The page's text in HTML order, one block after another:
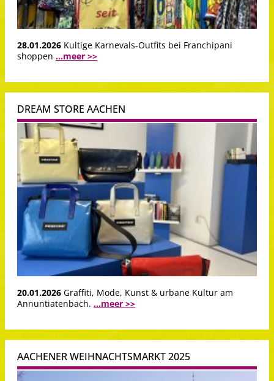
28.01.2026 Kultige Karnevals-Outfits bei Franchipani
shoppen ...meer >>
DREAM STORE AACHEN
20.01.2026 Graffiti, Mode, Kunst & urbane Kultur am
Annuntiatenbach. ...meer >>
AACHENER WEIHNACHTSMARKT 2025